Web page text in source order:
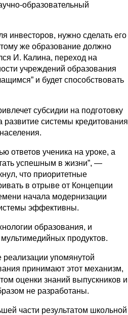
образовательный
инвесторов, нужно сделать его
же образование должно
И. Калина, переход на
учреждений образования
и будет способствовать
субсидии на подготовку
системы кредитования
ответов ученика на уроке, а
успешным в жизни”, —
что приоритетные
в отрыве от Концепции
начала модернизации
эффективны.
образования, и
продуктов.
упомянутой
принимают этот механизм,
оценки знаний выпускников и
не разработаны.
части результатом школьной